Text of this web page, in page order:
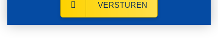
VERSTUREN